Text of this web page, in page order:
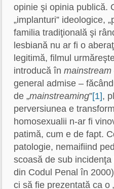
opinie şi opinia publică.
„implanturi” ideologice,
familia tradiţională şi
lesbiană nu ar fi o
legitimă, filmul
introducă în mainstream
general admise –
de „mainstreaming”[1],
perversiunea e
homosexualii n-ar fi
patimă, cum e de fapt.
patologie, nemaifiind
scoasă de sub
din Codul Penal în
ci să fie prezentată ca o